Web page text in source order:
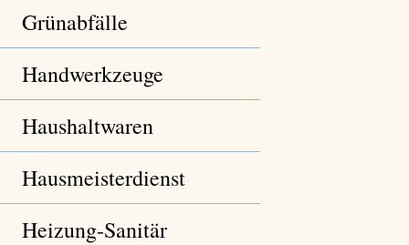
Grünabfälle
Handwerkzeuge
Haushaltwaren
Hausmeisterdienst
Heizung-Sanitär